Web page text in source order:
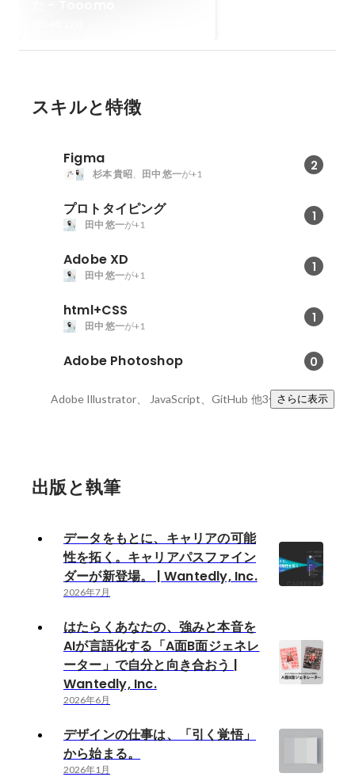
スキルと特徴
Figma 2
杉本 貴昭、 田中 悠一が+1
プロトタイピング 1
田中 悠一が+1
Adobe XD 1
田中 悠一が+1
html+CSS 1
田中 悠一が+1
Adobe Photoshop 0
Adobe Illustrator、 JavaScript、GitHub 他3件さらに表示
出版と執筆
データをもとに、キャリアの可能
性を拓く。キャリアパスファイン
ダーが新登場。 | Wantedly, Inc.
2026年7月
はたらくあなたの、強みと本音を
AIが言語化する「A面B面ジェネレ
ーター」で自分と向き合おう |
Wantedly, Inc.
2026年6月
デザインの仕事は、「引く覚悟」
から始まる。
2026年1月